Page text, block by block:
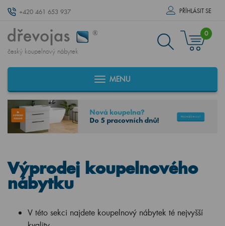
+420 461 653 937 PŘÍHLÁSIT SE
český koupelnový nábytek
0
MENU
Výprodej koupelnového
nábytku
V této sekci najdete koupelnový nábytek té nejvyšší